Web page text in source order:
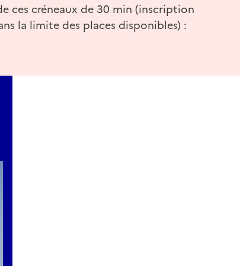
ces créneaux de 30 min (inscription
la limite des places disponibles) :